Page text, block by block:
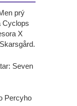
prý
Cyclops
X
Seven
Percyho